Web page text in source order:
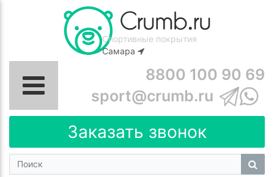
Спортивные покрытия
Самара
8800 100 90 69
sport@crumb.ru
Заказать звонок